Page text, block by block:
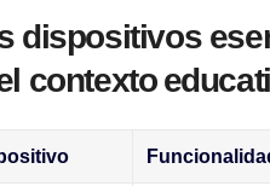
dispositivos
contexto